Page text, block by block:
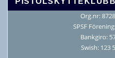
Org.nr:
SPSF
Bankgiro:
Swish: 123